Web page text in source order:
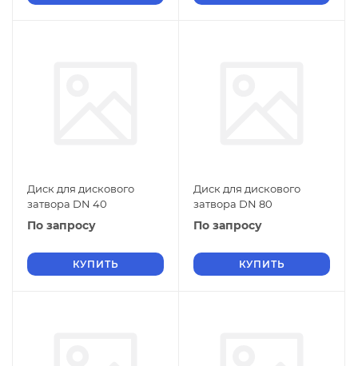
Диск для дискового
затвора DN 40
По запросу
КУПИТЬ
Диск для дискового
затвора DN 80
По запросу
КУПИТЬ